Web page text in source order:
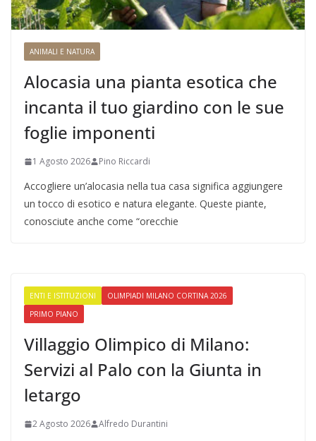
ANIMALI E NATURA
Alocasia una pianta esotica che
incanta il tuo giardino con le sue
foglie imponenti
1 Agosto 2026 Pino Riccardi
Accogliere un’alocasia nella tua casa significa aggiungere
un tocco di esotico e natura elegante. Queste piante,
conosciute anche come “orecchie
ENTI E ISTITUZIONI
OLIMPIADI MILANO CORTINA 2026
PRIMO PIANO
Villaggio Olimpico di Milano:
Servizi al Palo con la Giunta in
letargo
2 Agosto 2026 Alfredo Durantini